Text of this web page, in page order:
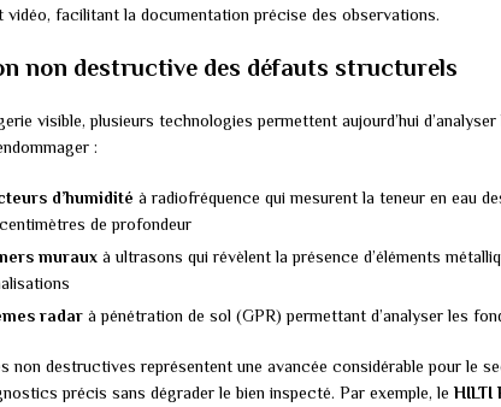
vidéo, facilitant la documentation précise des observations.
non destructive des défauts structurels
visible, plusieurs technologies permettent aujourd’hui d’analyser
:
d’humidité à radiofréquence qui mesurent la teneur en eau
de profondeur
muraux à ultrasons qui révèlent la présence d’éléments
radar à pénétration de sol (GPR) permettant d’analyser les
non destructives représentent une avancée considérable pour le
précis sans dégrader le bien inspecté. Par exemple, leHILTI